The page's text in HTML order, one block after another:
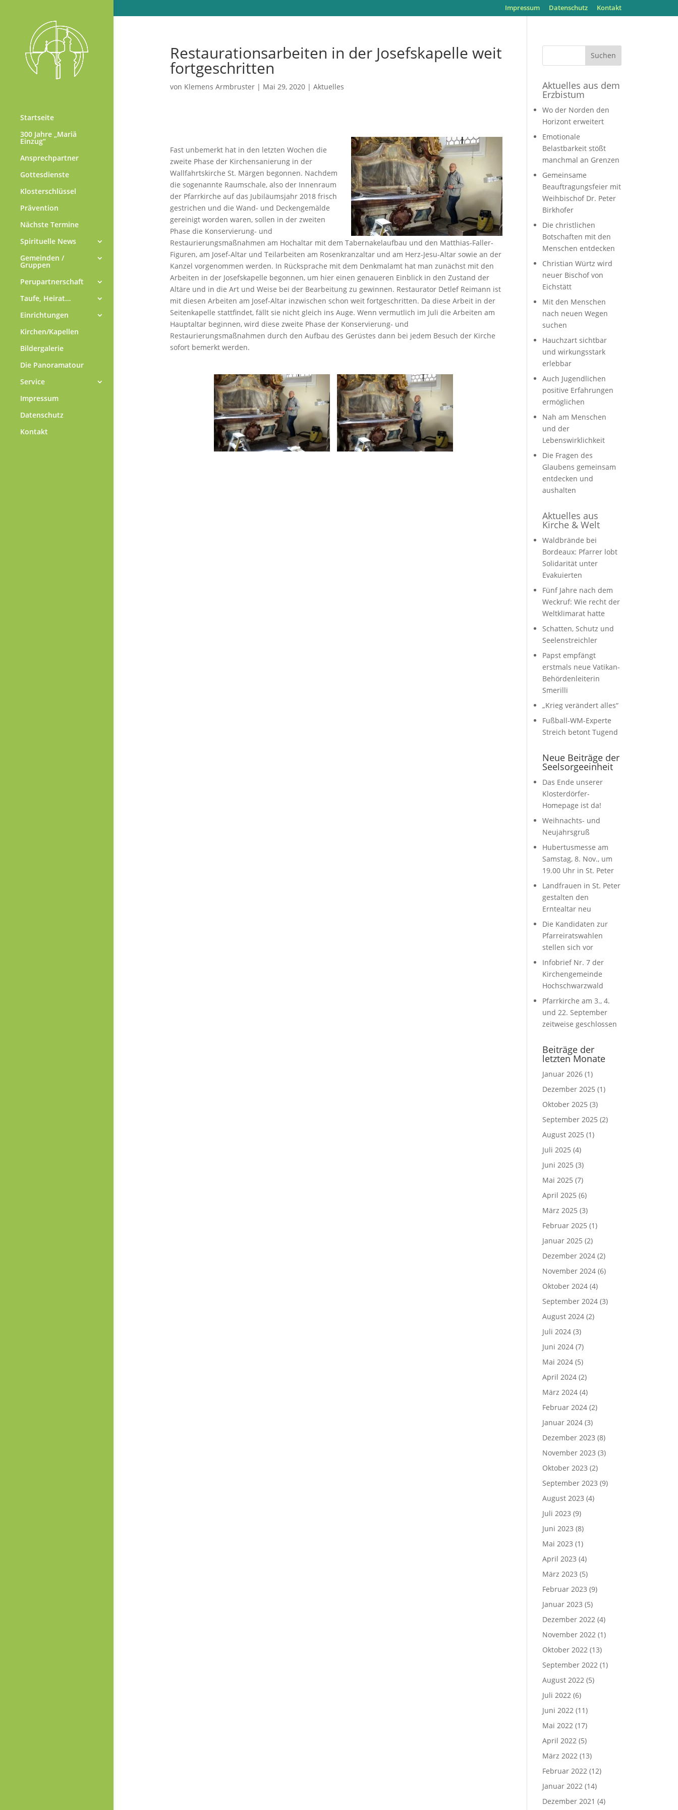
Impressum Datenschutz Kontakt
Startseite
300 Jahre „Mariä
Einzug“
Ansprechpartner
Gottesdienste
Klosterschlüssel
Prävention
Nächste Termine
Spirituelle News
Gemeinden /
Gruppen
Perupartnerschaft
Taufe, Heirat…
Einrichtungen
Kirchen/Kapellen
Bildergalerie
Die Panoramatour
Service
Impressum
Datenschutz
Kontakt
Restaurationsarbeiten in der Josefskapelle weit
fortgeschritten
von Klemens Armbruster| Mai 29, 2020| Aktuelles
Fast unbemerkt hat in den letzten Wochen die
zweite Phase der Kirchensanierung in der
Wallfahrtskirche St. Märgen begonnen. Nachdem
die sogenannte Raumschale, also der Innenraum
der Pfarrkirche auf das Jubiläumsjahr 2018 frisch
gestrichen und die Wand- und Deckengemälde
gereinigt worden waren, sollen in der zweiten
Phase die Konservierung- und
Restaurierungsmaßnahmen am Hochaltar mit dem Tabernakelaufbau und den Matthias-Faller-
Figuren, am Josef-Altar und Teilarbeiten am Rosenkranzaltar und am Herz-Jesu-Altar sowie an der
Kanzel vorgenommen werden. In Rücksprache mit dem Denkmalamt hat man zunächst mit den
Arbeiten in der Josefskapelle begonnen, um hier einen genaueren Einblick in den Zustand der
Altäre und in die Art und Weise bei der Bearbeitung zu gewinnen. Restaurator Detlef Reimann ist
mit diesen Arbeiten am Josef-Altar inzwischen schon weit fortgeschritten. Da diese Arbeit in der
Seitenkapelle stattfindet, fällt sie nicht gleich ins Auge. Wenn vermutlich im Juli die Arbeiten am
Hauptaltar beginnen, wird diese zweite Phase der Konservierung- und
Restaurierungsmaßnahmen durch den Aufbau des Gerüstes dann bei jedem Besuch der Kirche
sofort bemerkt werden.
Aktuelles aus dem
Erzbistum
Wo der Norden den
Horizont erweitert
Emotionale
Belastbarkeit stößt
manchmal an Grenzen
Gemeinsame
Beauftragungsfeier mit
Weihbischof Dr. Peter
Birkhofer
Die christlichen
Botschaften mit den
Menschen entdecken
Christian Würtz wird
neuer Bischof von
Eichstätt
Mit den Menschen
nach neuen Wegen
suchen
Hauchzart sichtbar
und wirkungsstark
erlebbar
Auch Jugendlichen
positive Erfahrungen
ermöglichen
Nah am Menschen
und der
Lebenswirklichkeit
Die Fragen des
Glaubens gemeinsam
entdecken und
aushalten
Aktuelles aus
Kirche & Welt
Waldbrände bei
Bordeaux: Pfarrer lobt
Solidarität unter
Evakuierten
Fünf Jahre nach dem
Weckruf: Wie recht der
Weltklimarat hatte
Schatten, Schutz und
Seelenstreichler
Papst empfängt
erstmals neue Vatikan-
Behördenleiterin
Smerilli
„Krieg verändert alles“
Fußball-WM-Experte
Streich betont Tugend
Neue Beiträge der
Seelsorgeeinheit
Das Ende unserer
Klosterdörfer-
Homepage ist da!
Weihnachts- und
Neujahrsgruß
Hubertusmesse am
Samstag, 8. Nov., um
19.00 Uhr in St. Peter
Landfrauen in St. Peter
gestalten den
Erntealtar neu
Die Kandidaten zur
Pfarreiratswahlen
stellen sich vor
Infobrief Nr. 7 der
Kirchengemeinde
Hochschwarzwald
Pfarrkirche am 3., 4.
und 22. September
zeitweise geschlossen
Beiträge der
letzten Monate
Januar 2026 (1)
Dezember 2025 (1)
Oktober 2025 (3)
September 2025 (2)
August 2025 (1)
Juli 2025 (4)
Juni 2025 (3)
Mai 2025 (7)
April 2025 (6)
März 2025 (3)
Februar 2025 (1)
Januar 2025 (2)
Dezember 2024 (2)
November 2024 (6)
Oktober 2024 (4)
September 2024 (3)
August 2024 (2)
Juli 2024 (3)
Juni 2024 (7)
Mai 2024 (5)
April 2024 (2)
März 2024 (4)
Februar 2024 (2)
Januar 2024 (3)
Dezember 2023 (8)
November 2023 (3)
Oktober 2023 (2)
September 2023 (9)
August 2023 (4)
Juli 2023 (9)
Juni 2023 (8)
Mai 2023 (1)
April 2023 (4)
März 2023 (5)
Februar 2023 (9)
Januar 2023 (5)
Dezember 2022 (4)
November 2022 (1)
Oktober 2022 (13)
September 2022 (1)
August 2022 (5)
Juli 2022 (6)
Juni 2022 (11)
Mai 2022 (17)
April 2022 (5)
März 2022 (13)
Februar 2022 (12)
Januar 2022 (14)
Dezember 2021 (4)